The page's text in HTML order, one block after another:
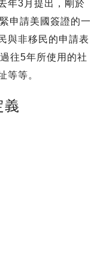
年3月提出，剛於
申請美國簽證的一
與非移民的申請表
往5年所使用的社
等等。
義